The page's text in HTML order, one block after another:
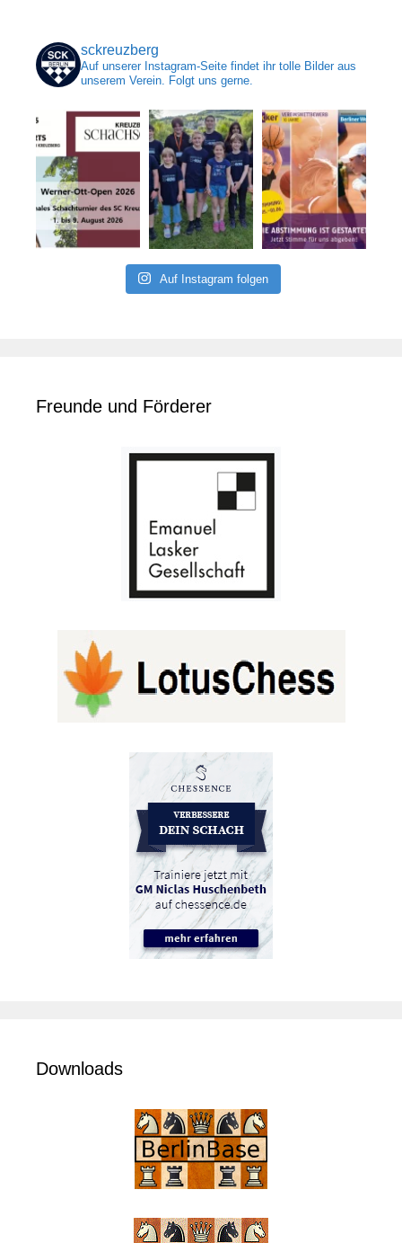
sckreuzberg
Auf unserer Instagram-Seite findet ihr tolle Bilder aus
unserem Verein. Folgt uns gerne.
Auf Instagram folgen
Freunde und Förderer
Downloads